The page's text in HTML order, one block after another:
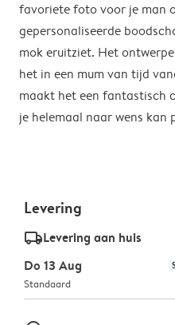
favoriete foto voor je man
gepersonaliseerde
mok eruitziet. Het
het in een mum van tijd
maakt het een fantastisch
je helemaal naar wens kan
Levering
delivery_standard_v2Levering aan huis
Do 13 Aug
Standaard